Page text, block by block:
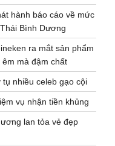
hành báo cáo về mức
Bình Dương
ra mắt sản phẩm
mà đậm chất
tụ nhiều celeb gạo cội
vụ nhận tiền khủng
lan tỏa vẻ đẹp